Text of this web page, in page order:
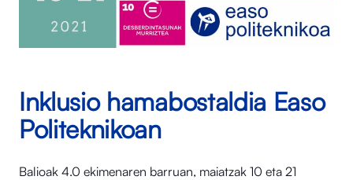
Inklusio hamabostaldia Easo
Politeknikoan
Balioak 4.0 ekimenaren barruan, maiatzak 10 eta 21